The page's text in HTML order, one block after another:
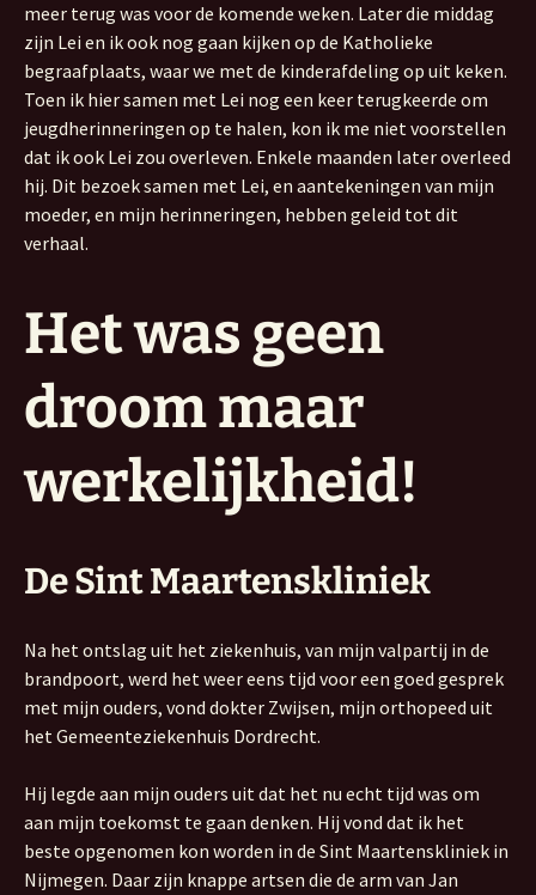
meer terug was voor de komende weken. Later die middag
zijn Lei en ik ook nog gaan kijken op de Katholieke
begraafplaats, waar we met de kinderafdeling op uit keken.
Toen ik hier samen met Lei nog een keer terugkeerde om
jeugdherinneringen op te halen, kon ik me niet voorstellen
dat ik ook Lei zou overleven. Enkele maanden later overleed
hij. Dit bezoek samen met Lei, en aantekeningen van mijn
moeder, en mijn herinneringen, hebben geleid tot dit
verhaal.
Het was geen
droom maar
werkelijkheid!
De Sint Maartenskliniek
Na het ontslag uit het ziekenhuis, van mijn valpartij in de
brandpoort, werd het weer eens tijd voor een goed gesprek
met mijn ouders, vond dokter Zwijsen, mijn orthopeed uit
het Gemeenteziekenhuis Dordrecht.
Hij legde aan mijn ouders uit dat het nu echt tijd was om
aan mijn toekomst te gaan denken. Hij vond dat ik het
beste opgenomen kon worden in de Sint Maartenskliniek in
Nijmegen. Daar zijn knappe artsen die de arm van Jan